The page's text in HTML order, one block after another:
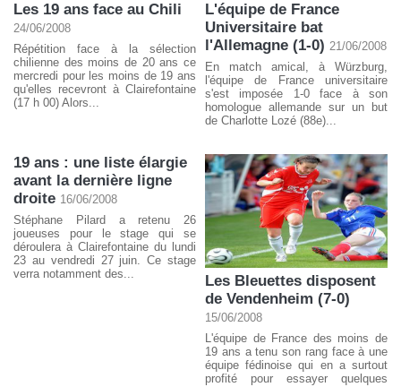
Les 19 ans face au Chili
24/06/2008
Répétition face à la sélection
chilienne des moins de 20 ans ce
mercredi pour les moins de 19 ans
qu'elles recevront à Clairefontaine
(17 h 00) Alors...
L'équipe de France
Universitaire bat
l'Allemagne (1-0) 21/06/2008
En match amical, à Würzburg,
l'équipe de France universitaire
s'est imposée 1-0 face à son
homologue allemande sur un but
de Charlotte Lozé (88e)...
19 ans : une liste élargie
avant la dernière ligne
droite 16/06/2008
Stéphane Pilard a retenu 26
joueuses pour le stage qui se
déroulera à Clairefontaine du lundi
23 au vendredi 27 juin. Ce stage
verra notamment des...
Les Bleuettes disposent
de Vendenheim (7-0)
15/06/2008
L'équipe de France des moins de
19 ans a tenu son rang face à une
équipe fédinoise qui en a surtout
profité pour essayer quelques